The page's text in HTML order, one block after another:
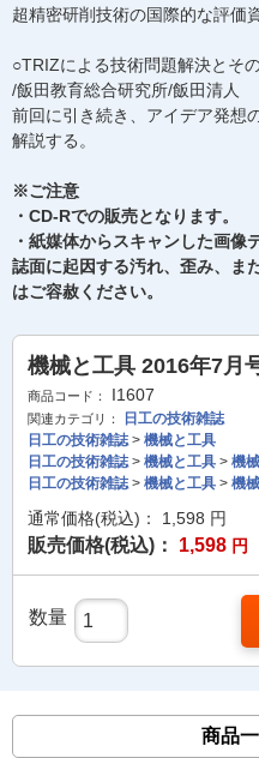
超精密研削技術の国際的な評価
○TRIZによる技術問題解決とそ
/飯田教育総合研究所/飯田清人
前回に引き続き、アイデア発想
解説する。
※ご注意
・CD-Rでの販売となります。
・紙媒体からスキャンした画
誌面に起因する汚れ、歪み、ま
はご容赦ください。
機械と工具 2016年7月
商品コード： I1607
関連カテゴリ：
日工の技術雑誌
日工の技術雑誌> 機械と工具
日工の技術雑誌> 機械と工具 > 機
日工の技術雑誌> 機械と工具 > 機
通常価格(税込)： 1,598 円
販売価格(税込)： 1,598 円
数量
商品